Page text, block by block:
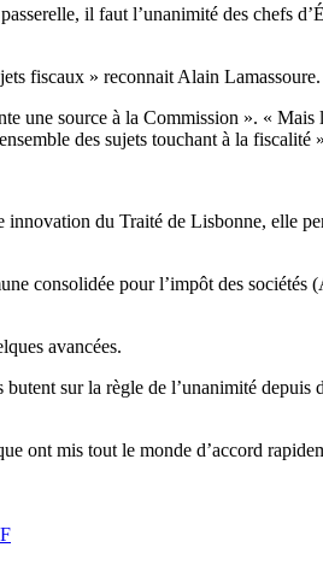
il faut l’unanimité des chefs
fiscaux » reconnait Alain Lamassoure.
une source à la Commission ». « Mais
des sujets touchant à la fiscalité
du Traité de Lisbonne, elle
consolidée pour l’impôt des sociétés
avancées.
sur la règle de l’unanimité depuis
ont mis tout le monde d’accord